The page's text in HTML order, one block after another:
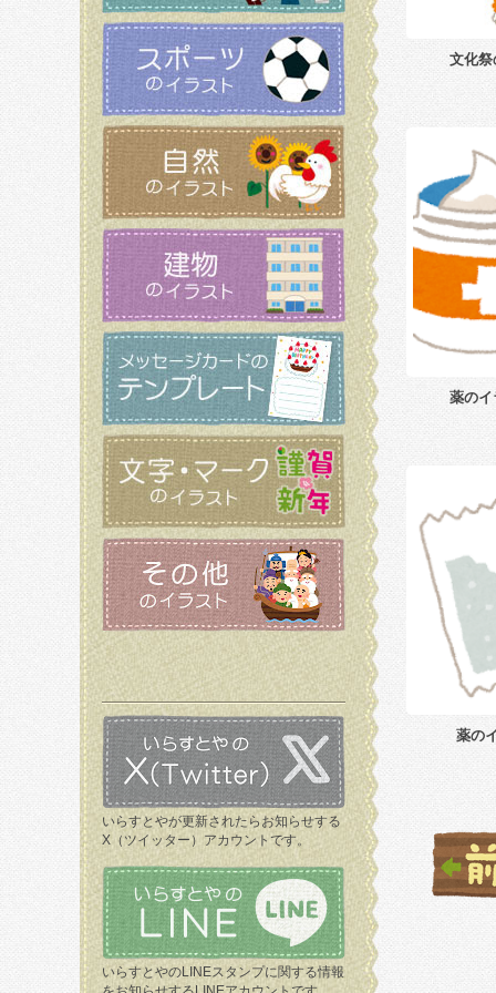
いらすとやが更新されたらお知らせする
X（ツイッター）アカウントです。
いらすとやのLINEスタンプに関する情報
文化祭
薬のイ
薬の